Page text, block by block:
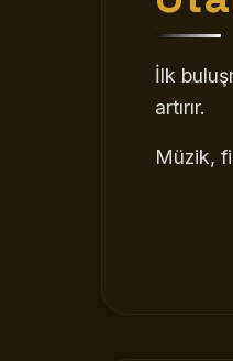
İlk
artırır.
Müzik,